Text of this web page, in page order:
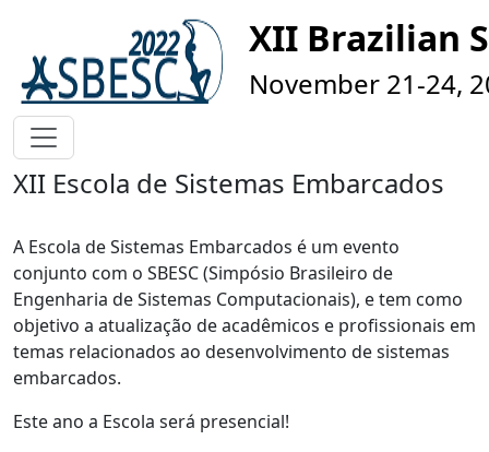
XII Brazilian
November 21-24,
XII Escola de Sistemas Embarcados
A Escola de Sistemas Embarcados é um evento
conjunto com o SBESC (Simpósio Brasileiro de
Engenharia de Sistemas Computacionais), e tem como
objetivo a atualização de acadêmicos e profissionais em
temas relacionados ao desenvolvimento de sistemas
embarcados.
Este ano a Escola será presencial!